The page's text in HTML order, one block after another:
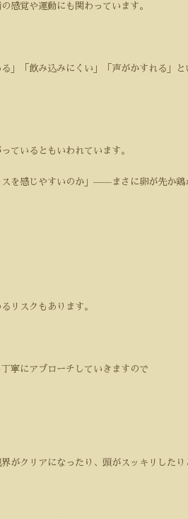
感覚や運動にも関わっています。
」「飲み込みにくい」「声がかすれる」
ているともいわれています。
を感じやすいのか」——まさに卵が先か鶏
リスクもあります。
寧にアプローチしていきますので
がクリアになったり、頭がスッキリした